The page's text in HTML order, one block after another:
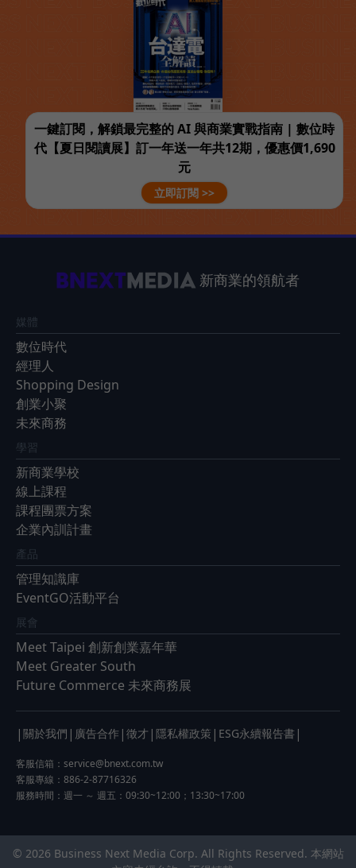
一鍵訂閱，解鎖最完整的 AI 與商業實戰指南 | 數位時
代【夏日閱讀展】訂一年送一年共12期，優惠價1,690
元
立即訂閱 >>
新商業的領航者
媒體
數位時代
經理人
Shopping Design
創業小聚
未來商務
學習
新商業學校
線上課程
課程團票方案
企業內訓計畫
產品
管理知識庫
EventGO活動平台
展會
Meet Taipei 創新創業嘉年華
Meet Greater South
Future Commerce 未來商務展
| 關於我們 | 廣告合作 | 徵才 | 隱私權政策 | ESG永續報告書 |
客服信箱： service@bnext.com.tw
客服專線：886-2-87716326
服務時間：週一 ～ 週五：09:30~12:00；13:30~17:00
© 2026 Business Next Media Corp. All Rights Reserved. 本網站